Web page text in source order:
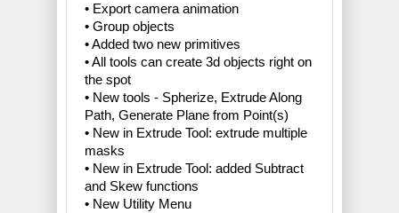
• Export camera animation
• Group objects
• Added two new primitives
• All tools can create 3d objects right on
the spot
• New tools - Spherize, Extrude Along
Path, Generate Plane from Point(s)
• New in Extrude Tool: extrude multiple
masks
• New in Extrude Tool: added Subtract
and Skew functions
• New Utility Menu